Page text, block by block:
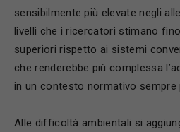
sensibilmente più elevate negli
livelli che i ricercatori stimano
superiori rispetto ai sistemi
che renderebbe più complessa
in un contesto normativo sempre
Alle difficoltà ambientali si